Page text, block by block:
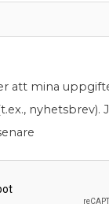
att mina
nyhetsbrev).